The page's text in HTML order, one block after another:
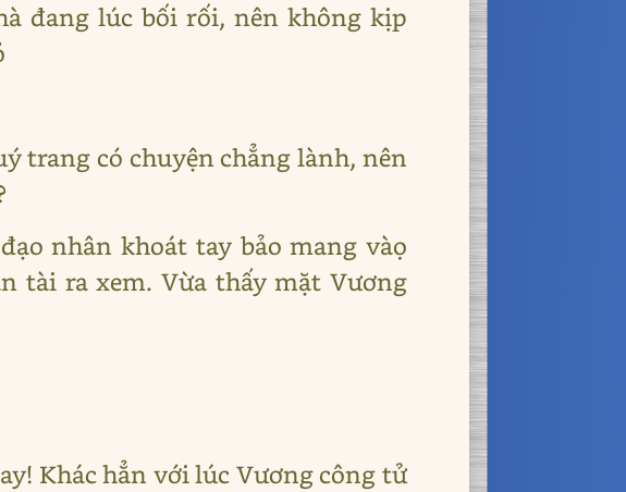
đang lúc bối rối, nên không kịp
trang có chuyện chẳng lành, nên
nhân khoát tay bảo mang vàọ
tài ra xem. Vừa thấy mặt Vương
Khác hẳn với lúc Vương công tử